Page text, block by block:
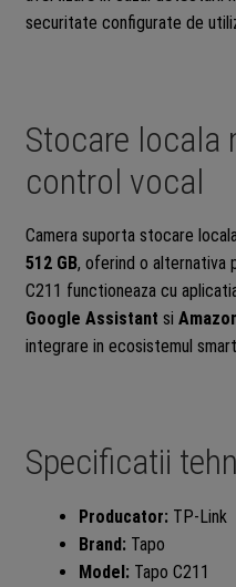
securitate configurate de
Stocare locala
control vocal
Camera suporta stocare
512 GB, oferind o alternativa
C211 functioneaza cu
Google Assistant si
integrare in ecosistemul
Specificatii
Producator:TP-Link
Brand:Tapo
Model:Tapo C211